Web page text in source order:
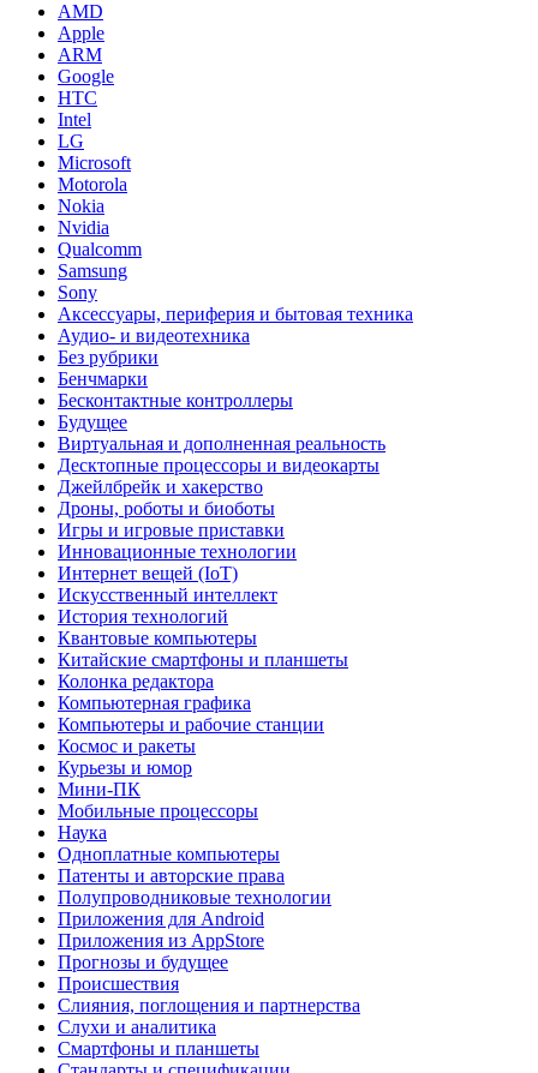
AMD
Apple
ARM
Google
HTC
Intel
LG
Microsoft
Motorola
Nokia
Nvidia
Qualcomm
Samsung
Sony
Аксессуары, периферия и бытовая техника
Аудио- и видеотехника
Без рубрики
Бенчмарки
Бесконтактные контроллеры
Будущее
Виртуальная и дополненная реальность
Десктопные процессоры и видеокарты
Джейлбрейк и хакерство
Дроны, роботы и биоботы
Игры и игровые приставки
Инновационные технологии
Интернет вещей (IoT)
Искусственный интеллект
История технологий
Квантовые компьютеры
Китайские смартфоны и планшеты
Колонка редактора
Компьютерная графика
Компьютеры и рабочие станции
Космос и ракеты
Курьезы и юмор
Мини-ПК
Мобильные процессоры
Наука
Одноплатные компьютеры
Патенты и авторские права
Полупроводниковые технологии
Приложения для Android
Приложения из AppStore
Прогнозы и будущее
Происшествия
Слияния, поглощения и партнерства
Слухи и аналитика
Смартфоны и планшеты